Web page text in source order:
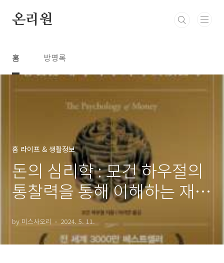
온리원
홈 방명록
홈 라이프 & 생활정보
돈의 심리학 : 모건 하우절의
통찰력을 통해 이해하는 재무
by 미스사오리 2024. 5. 11.